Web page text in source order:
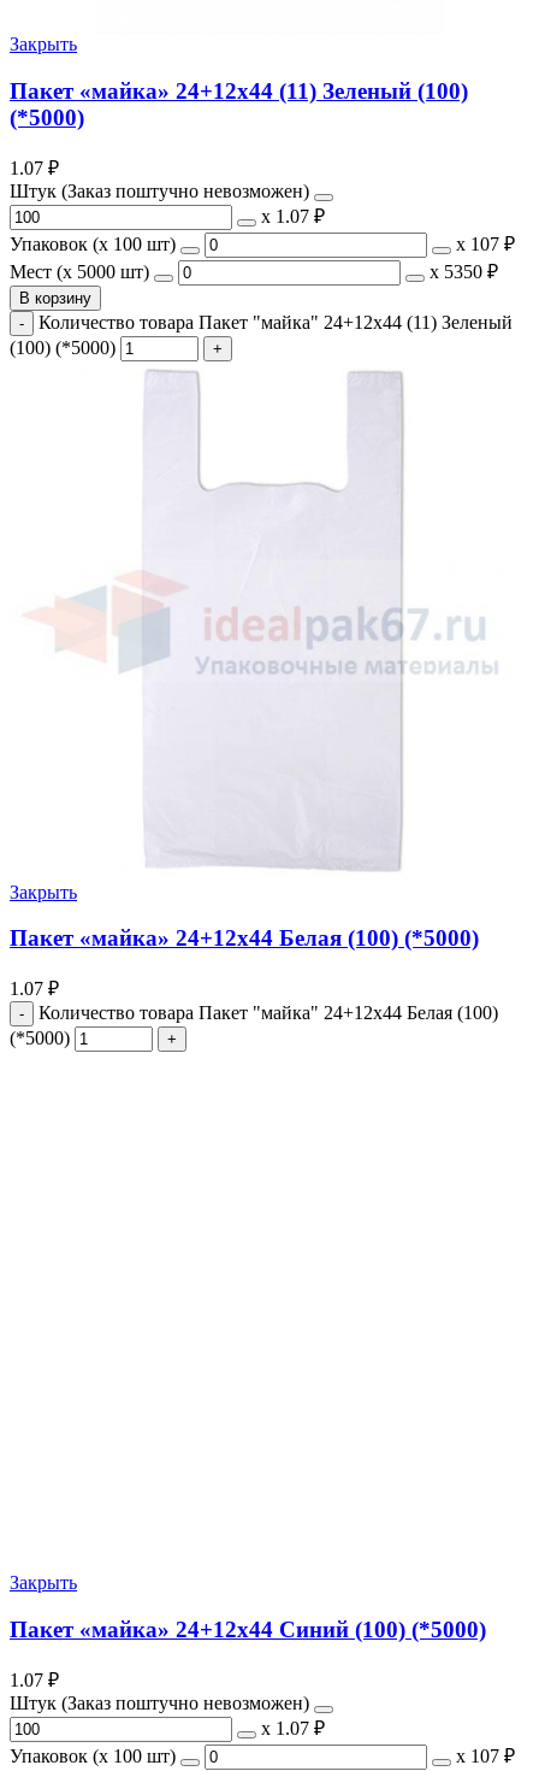
Закрыть
Пакет «майка» 24+12х44 (11) Зеленый (100)
(*5000)
1.07 ₽
Штук (Заказ поштучно невозможен)
х 1.07 ₽
Упаковок (x 100 шт)
х 107 ₽
Мест (x 5000 шт)
х 5350 ₽
В корзину
Количество товара Пакет "майка" 24+12х44 (11) Зеленый
(100) (*5000)
Закрыть
Пакет «майка» 24+12х44 Белая (100) (*5000)
1.07 ₽
Количество товара Пакет "майка" 24+12х44 Белая (100)
(*5000)
Закрыть
Пакет «майка» 24+12х44 Синий (100) (*5000)
1.07 ₽
Штук (Заказ поштучно невозможен)
х 1.07 ₽
Упаковок (x 100 шт)
х 107 ₽